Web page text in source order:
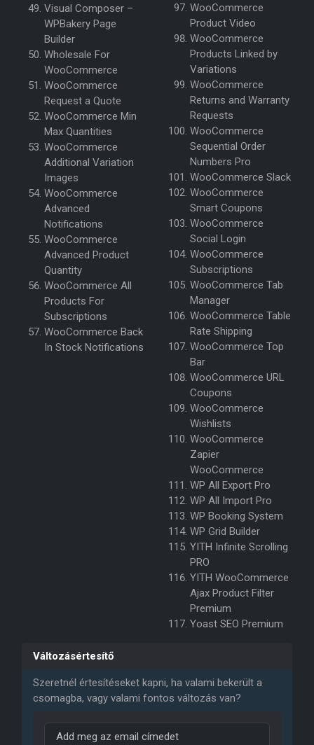
Visual Composer –
WPBakery Page
Builder
Wholesale For
WooCommerce
WooCommerce
Request a Quote
WooCommerce Min
Max Quantities
WooCommerce
Additional Variation
Images
WooCommerce
Advanced
Notifications
WooCommerce
Advanced Product
Quantity
WooCommerce All
Products For
Subscriptions
WooCommerce Back
In Stock Notifications
WooCommerce
Product Video
WooCommerce
Products Linked by
Variations
WooCommerce
Returns and Warranty
Requests
WooCommerce
Sequential Order
Numbers Pro
WooCommerce Slack
WooCommerce
Smart Coupons
WooCommerce
Social Login
WooCommerce
Subscriptions
WooCommerce Tab
Manager
WooCommerce Table
Rate Shipping
WooCommerce Top
Bar
WooCommerce URL
Coupons
WooCommerce
Wishlists
WooCommerce
Zapier
WooCommerce
WP All Export Pro
WP All Import Pro
WP Booking System
WP Grid Builder
YITH Infinite Scrolling
PRO
YITH WooCommerce
Ajax Product Filter
Premium
Yoast SEO Premium
Változásértesítő
Szeretnél értesítéseket kapni, ha valami bekerült a
csomagba, vagy valami fontos változás van?